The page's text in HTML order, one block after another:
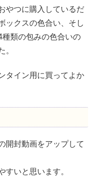
やつに購入しているだ
ックスの色合い、そし
類の包みの色合いの
。
タイン用に買ってよか
開封動画をアップして
すいと思います。